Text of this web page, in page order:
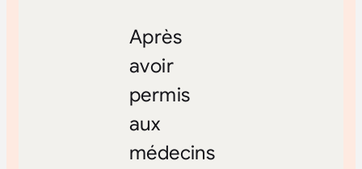
Après
avoir
permis
aux
médecins